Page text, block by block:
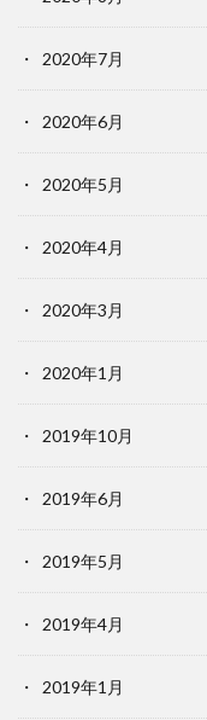
2020年7月
2020年6月
2020年5月
2020年4月
2020年3月
2020年1月
2019年10月
2019年6月
2019年5月
2019年4月
2019年1月